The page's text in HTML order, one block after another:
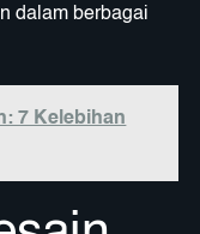
dalam berbagai
7 Kelebihan